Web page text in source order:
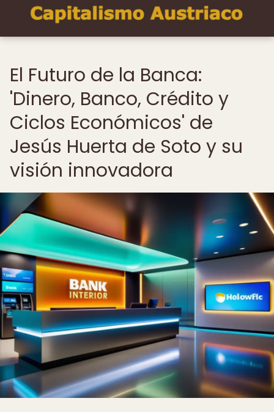
El Futuro de la Banca:
'Dinero, Banco, Crédito y
Ciclos Económicos' de
Jesús Huerta de Soto y su
visión innovadora